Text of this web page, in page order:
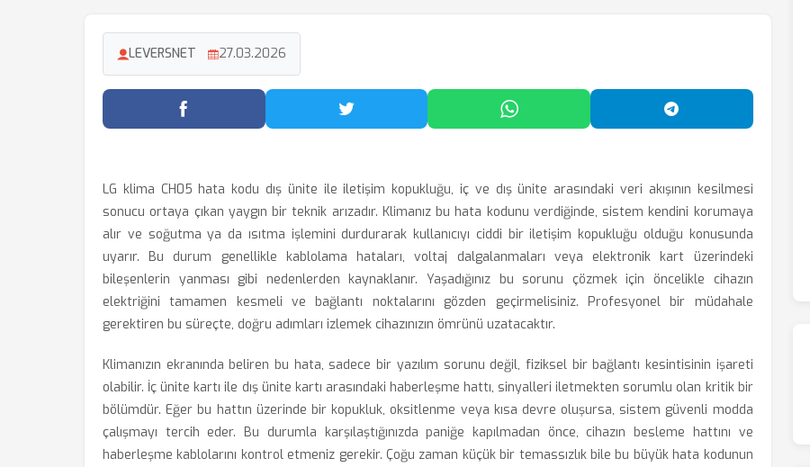
LEVERSNET 27.03.2026
Facebook'ta Paylaş Twitter'da Paylaş WhatsApp'ta Paylaş Telegram'da Paylaş
LG klima CH05 hata kodu dış ünite ile iletişim kopukluğu, iç ve dış ünite arasındaki veri akışının kesilmesi
sonucu ortaya çıkan yaygın bir teknik arızadır. Klimanız bu hata kodunu verdiğinde, sistem kendini korumaya
alır ve soğutma ya da ısıtma işlemini durdurarak kullanıcıyı ciddi bir iletişim kopukluğu olduğu konusunda
uyarır. Bu durum genellikle kablolama hataları, voltaj dalgalanmaları veya elektronik kart üzerindeki
bileşenlerin yanması gibi nedenlerden kaynaklanır. Yaşadığınız bu sorunu çözmek için öncelikle cihazın
elektriğini tamamen kesmeli ve bağlantı noktalarını gözden geçirmelisiniz. Profesyonel bir müdahale
gerektiren bu süreçte, doğru adımları izlemek cihazınızın ömrünü uzatacaktır.
Klimanızın ekranında beliren bu hata, sadece bir yazılım sorunu değil, fiziksel bir bağlantı kesintisinin işareti
olabilir. İç ünite kartı ile dış ünite kartı arasındaki haberleşme hattı, sinyalleri iletmekten sorumlu olan kritik bir
bölümdür. Eğer bu hattın üzerinde bir kopukluk, oksitlenme veya kısa devre oluşursa, sistem güvenli modda
çalışmayı tercih eder. Bu durumla karşılaştığınızda paniğe kapılmadan önce, cihazın besleme hattını ve
haberleşme kablolarını kontrol etmeniz gerekir. Çoğu zaman küçük bir temassızlık bile bu büyük hata kodunun